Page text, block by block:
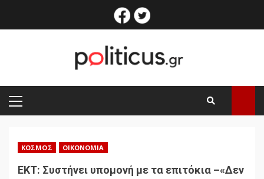
facebook
PRIMARY
MENU
ΚΌΣΜΟΣ ΟΙΚΟΝΟΜΊΑ
ΕΚΤ: Συστήνει υπομονή με τα επιτόκια –«Δεν